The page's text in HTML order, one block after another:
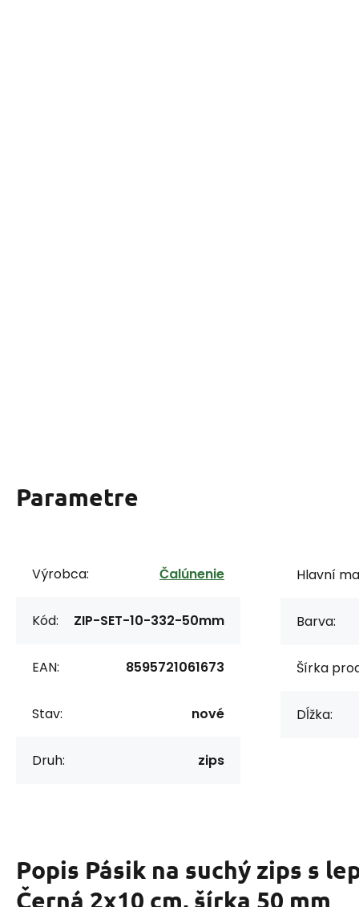
Parametre
Výrobca: Čalúnenie
Kód: ZIP-SET-10-332-50mm
EAN: 8595721061673
Stav: nové
Druh: zips
Hlavní
Barva:
Šírka
Dĺžka:
Popis Pásik na suchý zips s
Černá 2x10 cm, šírka 50 mm